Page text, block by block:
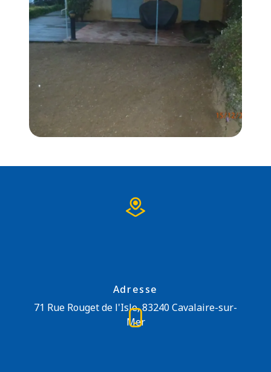
Adresse
71 Rue Rouget de l'Isle, 83240 Cavalaire-sur-
Mer